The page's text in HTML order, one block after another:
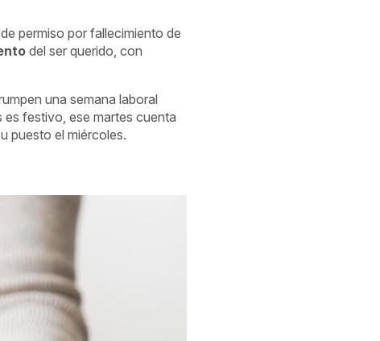
permiso por fallecimiento de
del ser querido, con
una semana laboral
es festivo, ese martes cuenta
puesto el miércoles.